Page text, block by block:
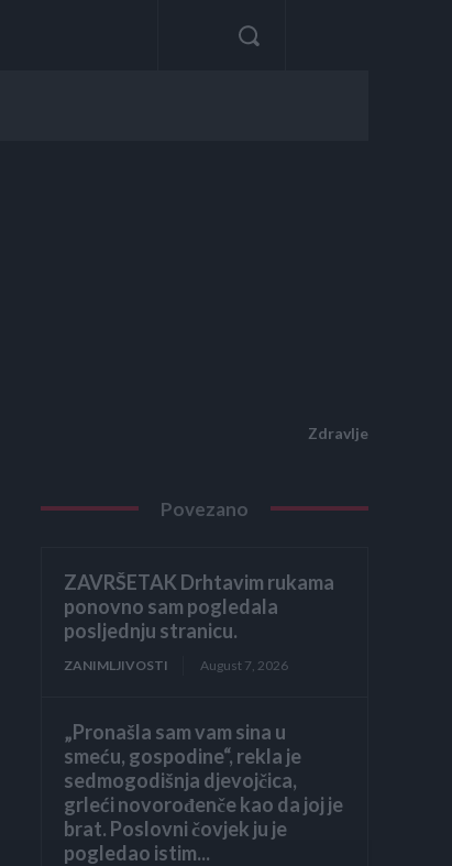
Zdravlje
Povezano
ZAVRŠETAK Drhtavim rukama
ponovno sam pogledala
posljednju stranicu.
ZANIMLJIVOSTI August 7, 2026
„Pronašla sam vam sina u
smeću, gospodine“, rekla je
sedmogodišnja djevojčica,
grleći novorođenče kao da joj je
brat. Poslovni čovjek ju je
pogledao istim...